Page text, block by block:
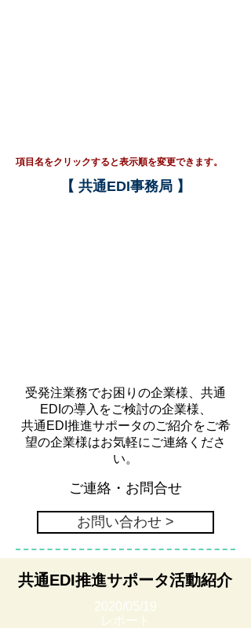
​項目名をクリックすると表示順を変更できます。
​【 共通EDI事務局 】
受発注業務でお困りの企業様、 共通
EDI の導入をご検討の企業様、
共通EDI 推進サポータのご紹介をご希
望の企業様はお気軽にご連絡くださ
い。
ご連絡・お問合せ
お問い合わせ >
共通EDI推進サポータ活動紹介
2020/05/19
レポート